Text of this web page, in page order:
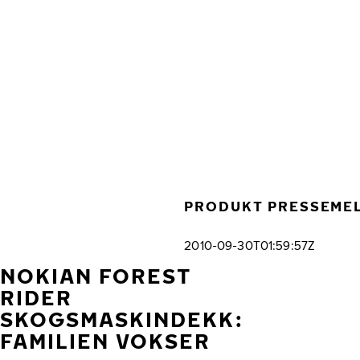
PRODUKT
2010-09-30T01:59:57Z
NOKIAN FOREST
RIDER
SKOGSMASKINDEKK:
FAMILIEN VOKSER